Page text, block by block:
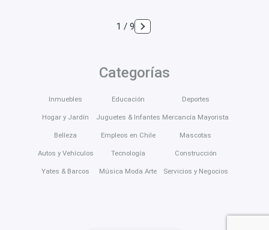
1 / 9
Categorías
Inmuebles
Hogar y Jardín
Belleza
Autos y Vehículos
Yates & Barcos
Educación
Juguetes & Infantes
Empleos en Chile
Tecnología
Música Moda Arte
Deportes
Mercancía Mayorista
Mascotas
Construcción
Servicios y Negocios